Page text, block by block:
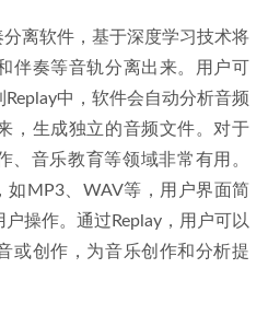
离软件，基于深度学习技术将
伴奏等音轨分离出来。用户可
中，软件会自动分析音频
，生成独立的音频文件。对于
、音乐教育等领域非常有用。
如MP3、WAV等，用户界面简
操作。通过Replay，用户可以
或创作，为音乐创作和分析提
址和安装教程 2019-10-28
地址和安装教程 2019-11-22
安装+永久激活工具 2024-09-21